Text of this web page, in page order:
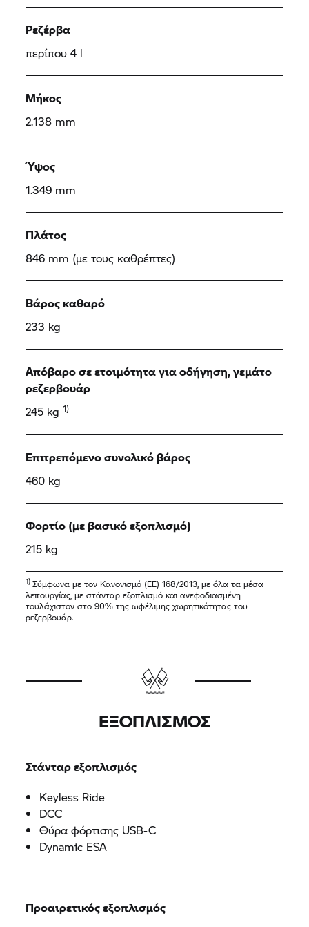
Ρεζέρβα
περίπου 4 l
Μήκος
2.138 mm
Ύψος
1.349 mm
Πλάτος
846 mm (με τους καθρέπτες)
Βάρος καθαρό
233 kg
Απόβαρο σε ετοιμότητα για οδήγηση, γεμάτο
ρεζερβουάρ
245 kg1)
Επιτρεπόμενο συνολικό βάρος
460 kg
Φορτίο (με βασικό εξοπλισμό)
215 kg
1)Σύμφωνα με τον Κανονισμό (EE) 168/2013, με όλα τα μέσα
λειτουργίας, με στάνταρ εξοπλισμό και ανεφοδιασμένη
τουλάχιστον στο 90% της ωφέλιμης χωρητικότητας του
ρεζερβουάρ.
ΕΞΟΠΛΙΣΜΌΣ
Στάνταρ εξοπλισμός
Keyless Ride
DCC
Θύρα φόρτισης USB-C
Dynamic ESA
Προαιρετικός εξοπλισμός